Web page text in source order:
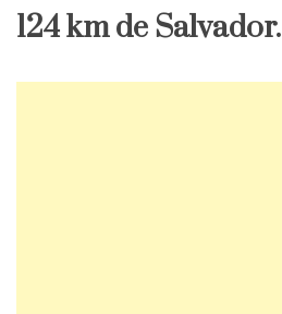
124 km de Salvador.